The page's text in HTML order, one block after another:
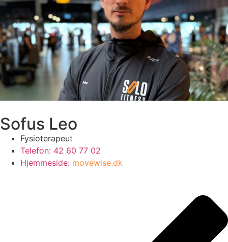
Sofus Leo
Fysioterapeut
Telefon: 42 60 77 02
Hjemmeside: movewise.dk